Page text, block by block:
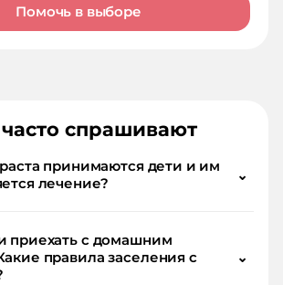
Помочь в выборе
спрашивают
принимаются дети и им
лечение?
⌄
приехать с домашним
правила заселения с
⌄